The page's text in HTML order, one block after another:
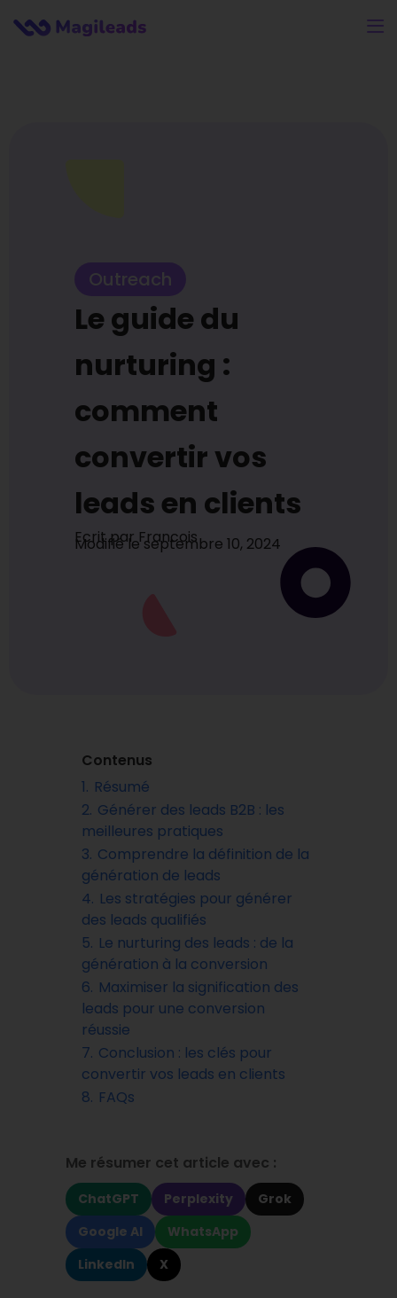
Outreach
Le guide du
nurturing :
comment
convertir vos
leads en clients
Ecrit parFrancois
Modifié le septembre 10, 2024
Contenus
1. Résumé
2. Générer des leads B2B : les
meilleures pratiques
3. Comprendre la définition de la
génération de leads
4. Les stratégies pour générer
des leads qualifiés
5. Le nurturing des leads : de la
génération à la conversion
6. Maximiser la signification des
leads pour une conversion
réussie
7. Conclusion : les clés pour
convertir vos leads en clients
8. FAQs
Me résumer cet article avec :
ChatGPT Perplexity
Grok
Google AI
WhatsApp
LinkedIn
X